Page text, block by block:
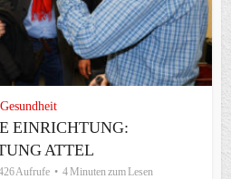
Gesundheit
EINRICHTUNG:
ATTEL
Aufrufe 4 Minuten zum Lesen